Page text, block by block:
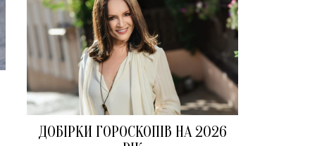
ДОБІРКИ ГОРОСКОПІВ НА 2026